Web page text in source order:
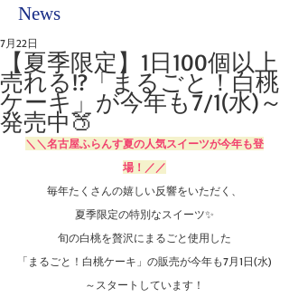
News
【夏季限定】1日100個以上
売れる!?「まるごと！白桃
ケーキ」が今年も7/1(水)～
発売中🍑
7月22日
＼＼名古屋ふらんす夏の人気スイーツが今年も登
場！／／
毎年たくさんの嬉しい反響をいただく、
夏季限定の特別なスイーツ✨
旬の白桃を贅沢にまるごと使用した
「まるごと！白桃ケーキ」の販売が今年も7月1日(水)
～スタートしています！